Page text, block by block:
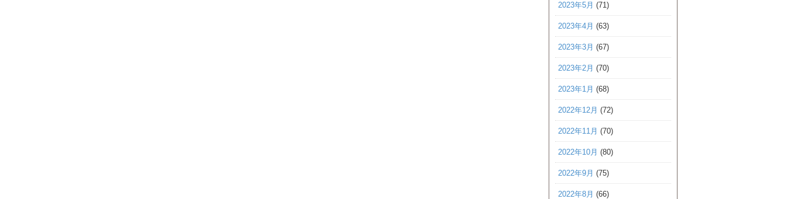
2023年5月 (71)
2023年4月 (63)
2023年3月 (67)
2023年2月 (70)
2023年1月 (68)
2022年12月 (72)
2022年11月 (70)
2022年10月 (80)
2022年9月 (75)
2022年8月 (66)